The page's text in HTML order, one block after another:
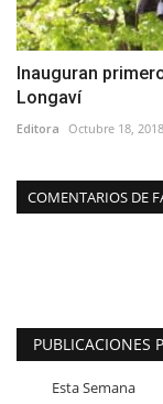
Inauguran
Longaví
Editora Octubre 18, 2018
COMENTARIOS DE
PUBLICACIONES
Esta Semana